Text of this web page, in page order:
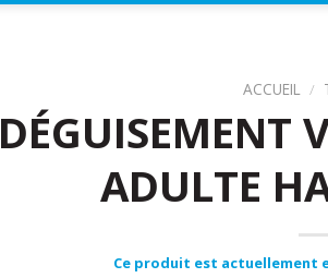
ACCUEIL /
DÉGUISEMENT
ADULTE
Ce produit est actuellement